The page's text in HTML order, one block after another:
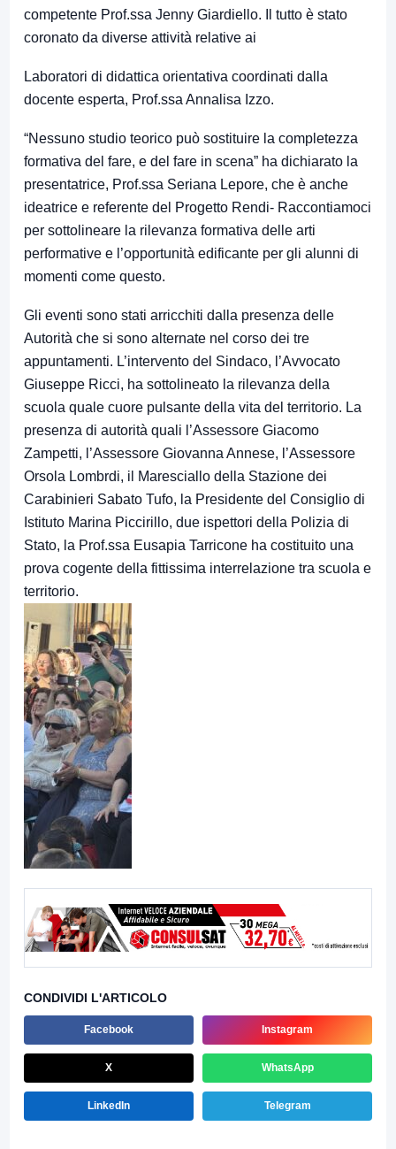
competente Prof.ssa Jenny Giardiello. Il tutto è stato
coronato da diverse attività relative ai
Laboratori di didattica orientativa coordinati dalla
docente esperta, Prof.ssa Annalisa Izzo.
“Nessuno studio teorico può sostituire la completezza
formativa del fare, e del fare in scena” ha dichiarato la
presentatrice, Prof.ssa Seriana Lepore, che è anche
ideatrice e referente del Progetto Rendi- Raccontiamoci
per sottolineare la rilevanza formativa delle arti
performative e l’opportunità edificante per gli alunni di
momenti come questo.
Gli eventi sono stati arricchiti dalla presenza delle
Autorità che si sono alternate nel corso dei tre
appuntamenti. L’intervento del Sindaco, l’Avvocato
Giuseppe Ricci, ha sottolineato la rilevanza della
scuola quale cuore pulsante della vita del territorio. La
presenza di autorità quali l’Assessore Giacomo
Zampetti, l’Assessore Giovanna Annese, l’Assessore
Orsola Lombrdi, il Maresciallo della Stazione dei
Carabinieri Sabato Tufo, la Presidente del Consiglio di
Istituto Marina Piccirillo, due ispettori della Polizia di
Stato, la Prof.ssa Eusapia Tarricone ha costituito una
prova cogente della fittissima interrelazione tra scuola e
territorio.
CONDIVIDI L'ARTICOLO
Facebook Instagram
X WhatsApp
LinkedIn Telegram